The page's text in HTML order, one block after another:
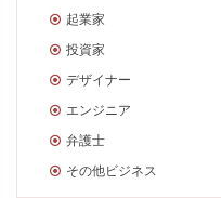
起業家
投資家
デザイナー
エンジニア
弁護士
その他ビジネス